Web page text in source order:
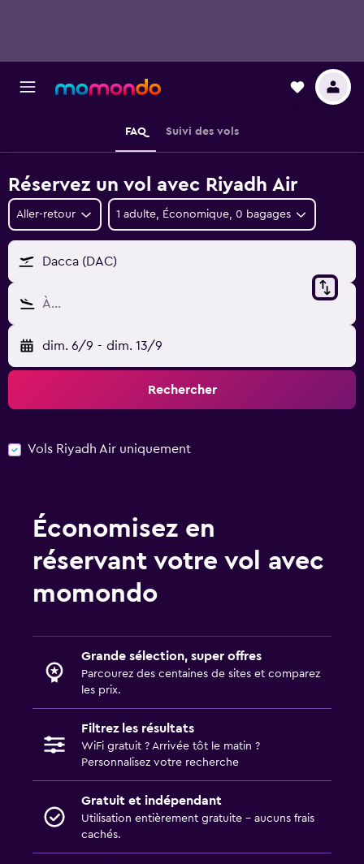
FAQ Suivi des vols
Réservez un vol avec Riyadh Air
Aller-retour 1 adulte, Économique, 0 bagages
Dacca (DAC)
À…
dim. 6/9 - dim. 13/9
Rechercher
Vols Riyadh Air uniquement
Économisez en
réservant votre vol avec
momondo
Grande sélection, super offres
Parcourez des centaines de sites et comparez
les prix.
Filtrez les résultats
WiFi gratuit ? Arrivée tôt le matin ?
Personnalisez votre recherche
Gratuit et indépendant
Utilisation entièrement gratuite - aucuns frais
cachés.